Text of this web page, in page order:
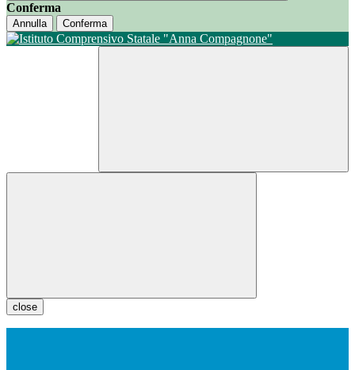
Conferma
Annulla Conferma
close